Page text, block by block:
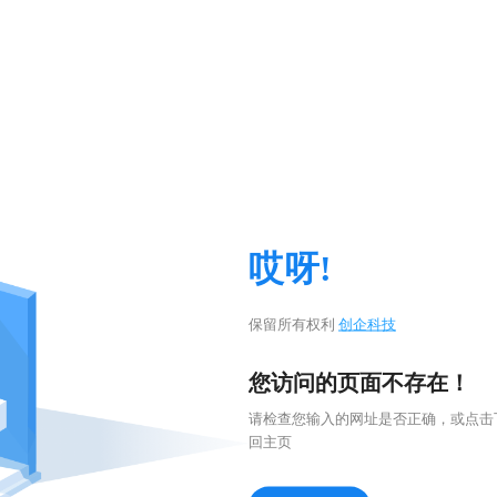
哎呀!
保留所有权利 创企科技
您访问的页面不存在！
请检查您输入的网址是否正确，或点
回主页